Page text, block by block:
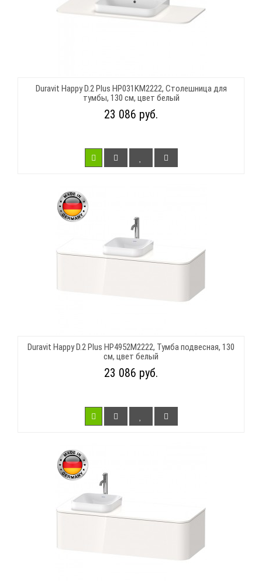
Duravit Happy D.2 Plus HP031KM2222, Столешница для
тумбы, 130 см, цвет белый
23 086 руб.
Duravit Happy D.2 Plus HP4952M2222, Тумба подвесная, 130
см, цвет белый
23 086 руб.